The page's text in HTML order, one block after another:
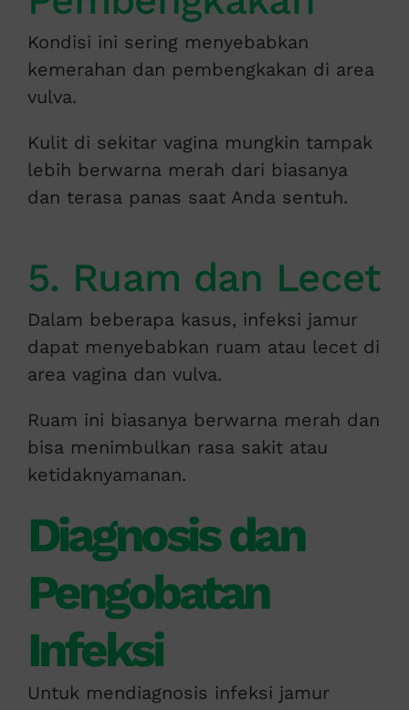
Kondisi ini sering menyebabkan
kemerahan dan pembengkakan di area
vulva.
Kulit di sekitar vagina mungkin tampak
lebih berwarna merah dari biasanya
dan terasa panas saat Anda sentuh.
5. Ruam dan Lecet
Dalam beberapa kasus, infeksi jamur
dapat menyebabkan ruam atau lecet di
area vagina dan vulva.
Ruam ini biasanya berwarna merah dan
bisa menimbulkan rasa sakit atau
ketidaknyamanan.
Diagnosis dan
Pengobatan
Infeksi
Untuk mendiagnosis infeksi jamur